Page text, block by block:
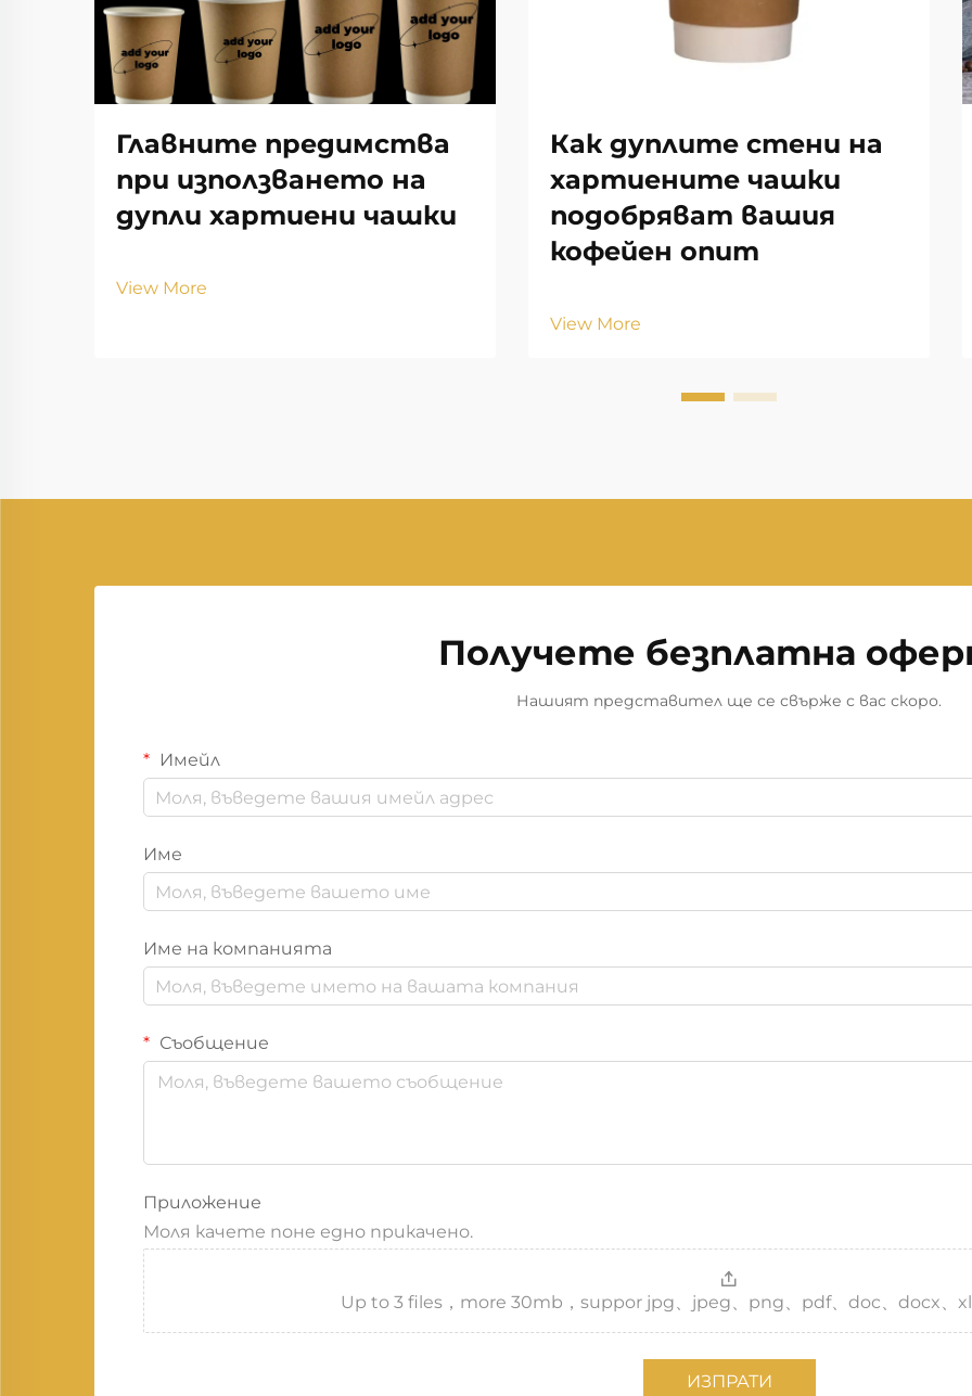
Главните предимства
при използването на
дупли хартиени чашки
View More
Как дуплите стени на
хартиените чашки
подобряват вашия
кофейен опит
View More
Получете безплатна
Нашият представител ще се свърже с вас скоро.
Имейл
Име
Име на компанията
Съобщение
Приложение
Моля качете поне едно прикачено.
Up to 3 files，more 30mb，suppor jpg、jpeg、png、pdf、doc、docx、
ИЗПРАТИ